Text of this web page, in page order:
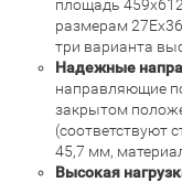
площадь
размерам
три варианта
Надежные
направляющие
закрытом
(соответствуют
45,7 мм,
Высокая